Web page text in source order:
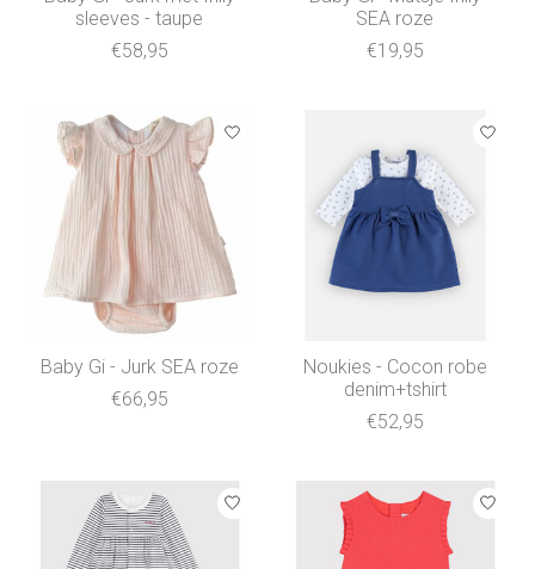
sleeves - taupe
€58,95
SEA roze
€19,95
Baby Gi - Jurk SEA roze
€66,95
Noukies - Cocon robe
denim+tshirt
€52,95